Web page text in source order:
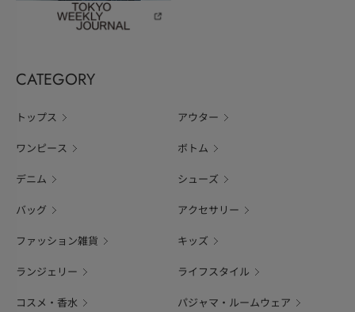
CATEGORY
トップス アウター
ワンピース ボトム
デニム シューズ
バッグ アクセサリー
ファッション雑貨 キッズ
ランジェリー ライフスタイル
コスメ・香水 パジャマ・ルームウェア